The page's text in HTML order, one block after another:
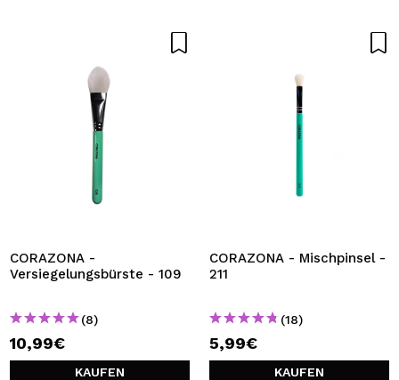
CORAZONA -
Versiegelungsbürste - 109
(8)
10,99€
KAUFEN
CORAZONA - Mischpinsel -
211
(18)
5,99€
KAUFEN